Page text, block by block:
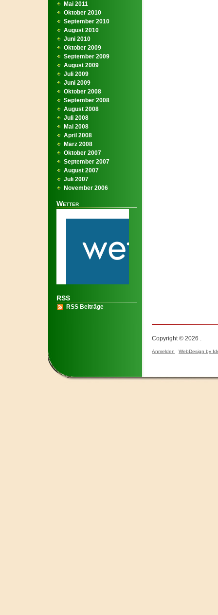
Mai 2011
Oktober 2010
September 2010
August 2010
Juni 2010
Oktober 2009
September 2009
August 2009
Juli 2009
Juni 2009
Oktober 2008
September 2008
August 2008
Juli 2008
Mai 2008
April 2008
März 2008
Oktober 2007
September 2007
August 2007
Juli 2007
November 2006
Wetter
RSS
RSS Beiträge
Copyright © 2026 .
Anmelden WebDesign by